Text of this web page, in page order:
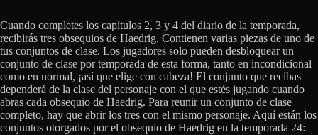
Cuando completes los capítulos 2, 3 y 4 del diario de la temporada,
recibirás tres obsequios de Haedrig. Contienen varias piezas de uno de
tus conjuntos de clase. Los jugadores solo pueden desbloquear un
conjunto de clase por temporada de esta forma, tanto en incondicional
como en normal, ¡así que elige con cabeza! El conjunto que recibas
dependerá de la clase del personaje con el que estés jugando cuando
abras cada obsequio de Haedrig. Para reunir un conjunto de clase
completo, hay que abrir los tres con el mismo personaje. Aquí están los
conjuntos otorgados por el obsequio de Haedrig en la temporada 24: